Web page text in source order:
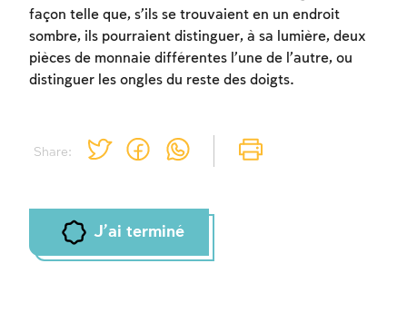
Share:
façon telle que, s’ils se trouvaient en un endroit
sombre, ils pourraient distinguer, à sa lumière, deux
pièces de monnaie différentes l’une de l’autre, ou
distinguer les ongles du reste des doigts.
J'ai terminé